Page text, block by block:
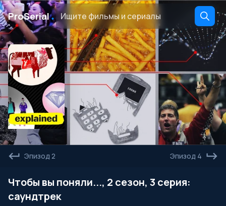
ProSerial․
Эпизод 2 Эпизод 4
Чтобы вы поняли..., 2 сезон, 3 серия:
саундтрек